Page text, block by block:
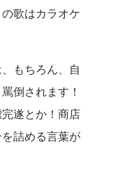
歌はカラオケ
もちろん、自
倒されます！
遂とか！商店
詰める言葉が